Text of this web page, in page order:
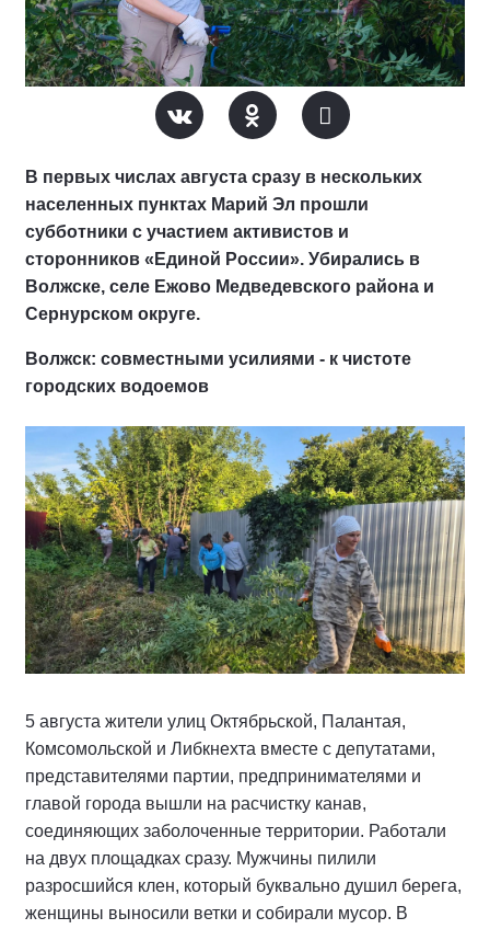
В первых числах августа сразу в нескольких
населенных пунктах Марий Эл прошли
субботники с участием активистов и
сторонников «Единой России». Убирались в
Волжске, селе Ежово Медведевского района и
Сернурском округе.
Волжск: совместными усилиями - к чистоте
городских водоемов
5 августа жители улиц Октябрьской, Палантая,
Комсомольской и Либкнехта вместе с депутатами,
представителями партии, предпринимателями и
главой города вышли на расчистку канав,
соединяющих заболоченные территории. Работали
на двух площадках сразу. Мужчины пилили
разросшийся клен, который буквально душил берега,
женщины выносили ветки и собирали мусор. В